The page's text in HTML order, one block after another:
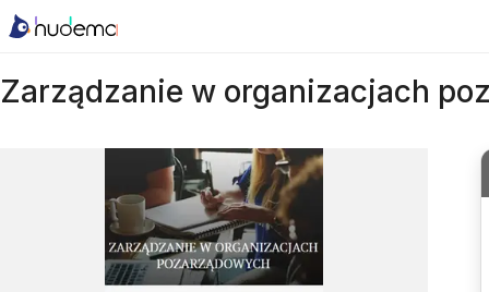
Zarządzanie w organizacjach